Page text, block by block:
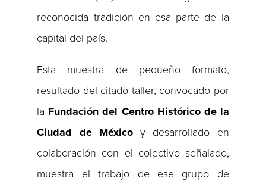
reconocida tradición en esa parte de la
capital del país.
Esta muestra de pequeño formato,
resultado del citado taller, convocado por
la Fundación del Centro Histórico de la
Ciudad de Méxicoy desarrollado en
colaboración con el colectivo señalado,
muestra el trabajo de ese grupo de